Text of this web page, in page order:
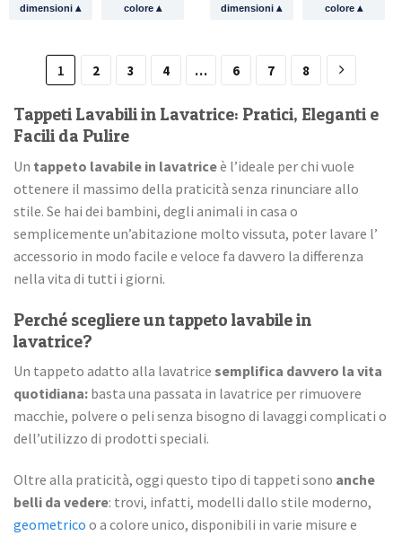
dimensioni▴ colore ▴ dimensioni▴ colore ▴
1 2 3 4 … 6 7 8
Tappeti Lavabili in Lavatrice: Pratici, Eleganti e
Facili da Pulire
Un tappeto lavabile in lavatriceè l’ideale per chi vuole
ottenere il massimo della praticità senza rinunciare allo
stile. Se hai dei bambini, degli animali in casa o
semplicemente un’abitazione molto vissuta, poter lavare l’
accessorio in modo facile e veloce fa davvero la differenza
nella vita di tutti i giorni.
Perché scegliere un tappeto lavabile in
lavatrice?
Un tappeto adatto alla lavatrice semplifica davvero la vita
quotidiana: basta una passata in lavatrice per rimuovere
macchie, polvere o peli senza bisogno di lavaggi complicati o
dell’utilizzo di prodotti speciali.
Oltre alla praticità, oggi questo tipo di tappeti sono anche
belli da vedere: trovi, infatti, modelli dallo stile moderno,
geometrico o a colore unico, disponibili in varie misure e